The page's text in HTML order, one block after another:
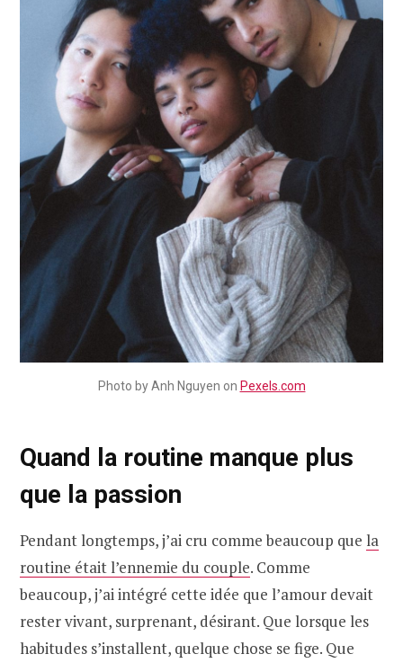
Photo by Anh Nguyen on Pexels.com
Quand la routine manque plus
que la passion
Pendant longtemps, j’ai cru comme beaucoup que la
routine était l’ennemie du couple. Comme
beaucoup, j’ai intégré cette idée que l’amour devait
rester vivant, surprenant, désirant. Que lorsque les
habitudes s’installent, quelque chose se fige. Que